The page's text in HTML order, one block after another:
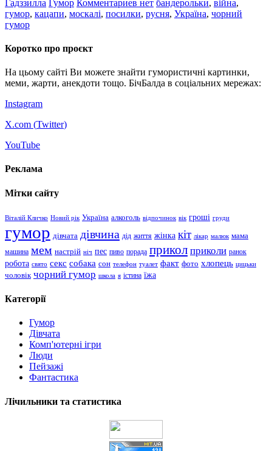
Гадззилла Гумор Комментариев нет бандерольки, війна,
гумор, кацапи, москалі, посилки, русня, Україна, чорний
гумор
Коротко про проєкт
На цьому сайті Ви можете знайти гумористичні картинки,
меми, жарти, анекдоти тощо. БічБалда в соціальних мережах:
Instagram
X.com (Twitter)
YouTube
Реклама
Мітки сайту
Віталій Кличко Новий рік Україна алкоголь відпочинок вік гроші груди
гумор дівчата дівчина дід життя жінка кіт лікар малюк мама
машина мем настрій ніч пес пиво порада прикол приколи ранок
робота свято секс собака сон телефон туалет факт фото хлопець цицьки
чоловік чорний гумор школа я істина їжа
Категорії
Гумор
Дівчата
Комп'ютерні ігри
Люди
Пейзажі
Фантастика
Лічильники та статистика